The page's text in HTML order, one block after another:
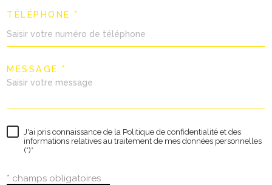
TÉLÉPHONE *
MESSAGE *
J'ai pris connaissance de la Politique de confidentialité et des
informations relatives au traitement de mes données personnelles
(*)*
* champs obligatoires